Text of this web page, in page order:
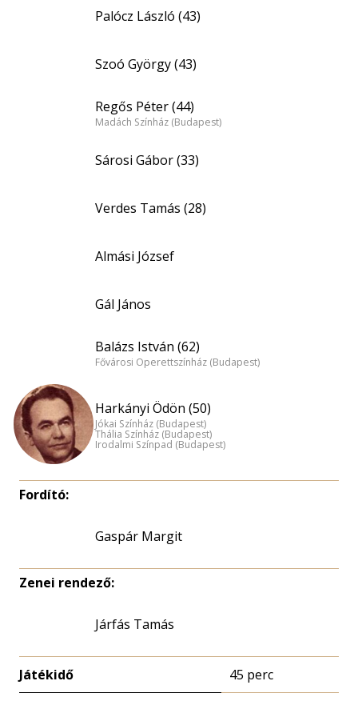
Palócz László (43)
Szoó György (43)
Regős Péter (44)
Madách Színház (Budapest)
Sárosi Gábor (33)
Verdes Tamás (28)
Almási József
Gál János
Balázs István (62)
Fővárosi Operettszínház (Budapest)
Harkányi Ödön (50)
Jókai Színház (Budapest)
Thália Színház (Budapest)
Irodalmi Színpad (Budapest)
Fordító:
Gaspár Margit
Zenei rendező:
Járfás Tamás
Játékidő 45 perc